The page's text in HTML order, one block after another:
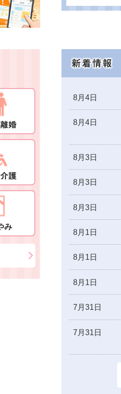
8月4日
8月4日
8月3日
8月3日
8月3日
8月1日
8月1日
8月1日
7月31日
7月31日